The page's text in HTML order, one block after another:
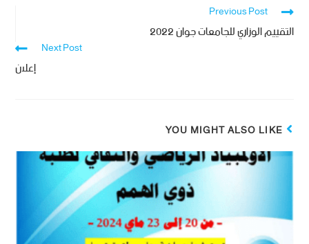
Previous Post
التقييم الوزاري للجامعات جوان 2022
Next Post
إعلان
YOU MIGHT ALSO LIKE